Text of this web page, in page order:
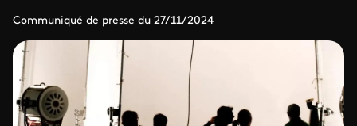
Communiqué de presse du 27/11/2024